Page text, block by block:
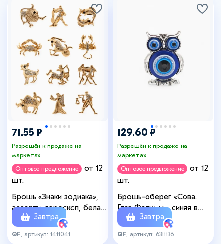
71.55 ₽
Разрешён к продаже на
маркетах
Оптовое предложение
от 12
шт.
Брошь «Знаки зодиака»,
ассорти, гороскоп, белая
в золотеЗавтра
QF , артикул: 1411041
129.60 ₽
Разрешён к продаже на
маркетах
Оптовое предложение
от 12
шт.
Брошь-оберег «Сова.
Глаз Фатимы», синяя в
чернёном серебре
Завтра
QF , артикул: 6311136